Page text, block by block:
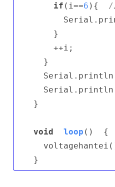
if (i==6 ){
    }
    ++i;
  }
}
void loop ()
{